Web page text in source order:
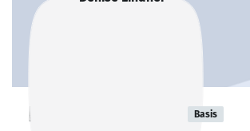
Denise Lindner Basis